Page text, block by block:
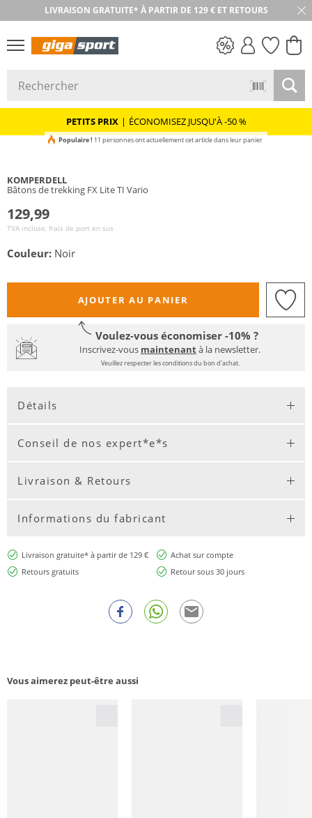
LIVRAISON GRATUITE* À PARTIR DE 129 € ET RETOURS
RETOUR SOUS 30 JOURS
PETITS PRIX | ÉCONOMISEZ JUSQU'À -50 %
Populaire ! 11 personnes ont actuellement cet article dans leur panier
KOMPERDELL
Bâtons de trekking FX Lite TI Vario
129,99
TVA incluse, frais de port en sus
Couleur: Noir
AJOUTER AU PANIER
Voulez-vous économiser -10% ?
Inscrivez-vous maintenantà la newsletter.
Veuillez respecter les conditions du bon d'achat.
Détails
Conseil de nos expert*e*s
Livraison & Retours
Informations du fabricant
Livraison gratuite* à partir de 129 €
Achat sur compte
Retours gratuits
Retour sous 30 jours
Vous aimerez peut-être aussi